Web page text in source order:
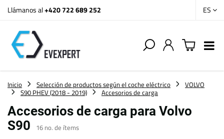
Llámanos al+420 722 689 252 ES
Inicio Selección de productos según el coche eléctrico
VOLVO
S90 PHEV (2018 - 2019)
Accesorios de carga
Accesorios de carga para Volvo
S90
16 no. de ítems